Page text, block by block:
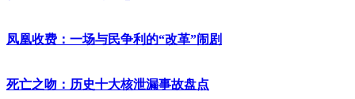
凤凰收费：一场与民争利的“改革”闹剧
死亡之吻：历史十大核泄漏事故盘点